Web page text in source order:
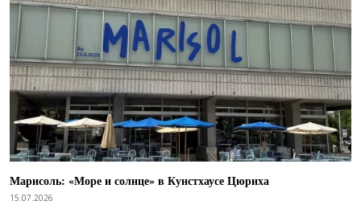
Марисоль: «Море и солнце» в Кунстхаусе Цюриха
15.07.2026